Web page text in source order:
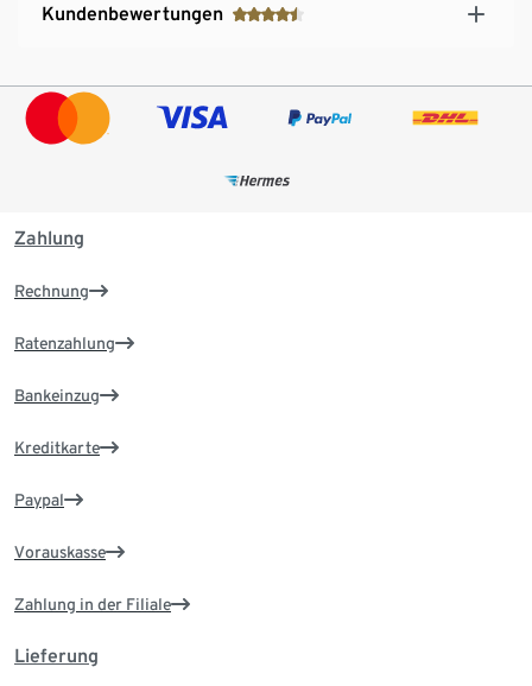
Kundenbewertungen
Zahlung
Rechnung
Ratenzahlung
Bankeinzug
Kreditkarte
Paypal
Vorauskasse
Zahlung in der Filiale
Lieferung